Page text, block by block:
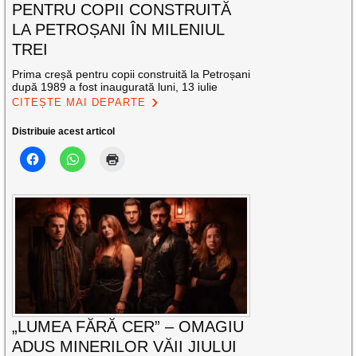
PENTRU COPII CONSTRUITĂ
LA PETROȘANI ÎN MILENIUL
TREI
Prima creșă pentru copii construită la Petroșani
după 1989 a fost inaugurată luni, 13 iulie
CITEȘTE MAI DEPARTE
Distribuie acest articol
„LUMEA FĂRĂ CER” – OMAGIU
ADUS MINERILOR VĂII JIULUI